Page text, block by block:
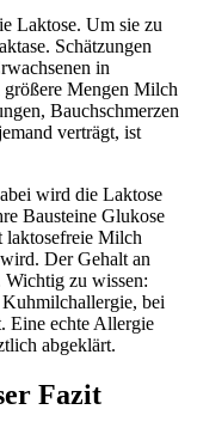
Laktose. Um sie zu
Schätzungen
in
Mengen Milch
Bauchschmerzen
verträgt, ist
wird die Laktose
Bausteine Glukose
laktosefreie Milch
Der Gehalt an
zu wissen:
Kuhmilchallergie, bei
Eine echte Allergie
abgeklärt.
Fazit